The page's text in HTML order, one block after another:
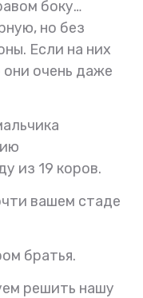
боку…
но без
Если на них
они очень даже
из 19 коров.
вашем стаде
братья.
решить нашу